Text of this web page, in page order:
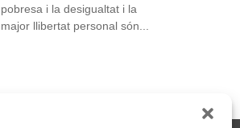
pobresa i la desigualtat i la
major llibertat personal són...